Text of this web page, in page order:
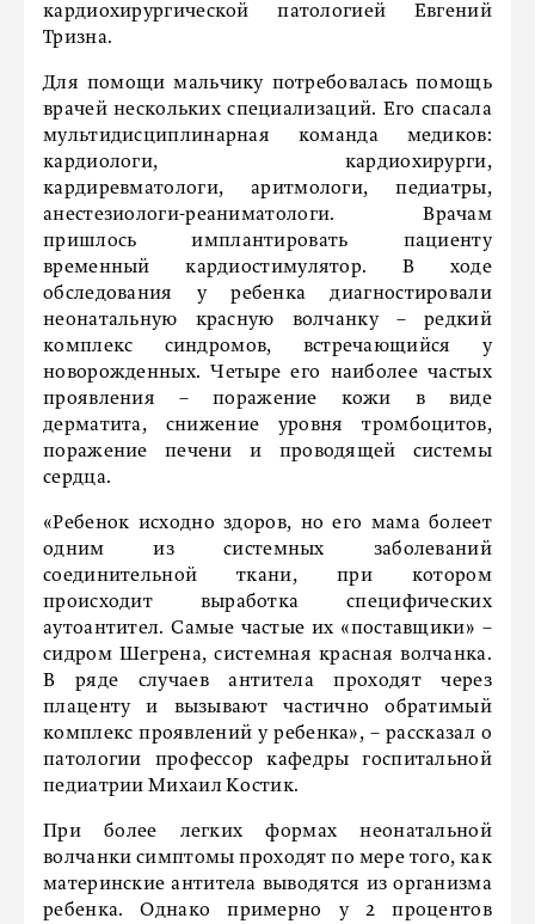
кардиохирургической патологией Евгений
Тризна.
Для помощи мальчику потребовалась помощь
врачей нескольких специализаций. Его спасала
мультидисциплинарная команда медиков:
кардиологи, кардиохирурги,
кардиревматологи, аритмологи, педиатры,
анестезиологи-реаниматологи. Врачам
пришлось имплантировать пациенту
временный кардиостимулятор. В ходе
обследования у ребенка диагностировали
неонатальную красную волчанку – редкий
комплекс синдромов, встречающийся у
новорожденных. Четыре его наиболее частых
проявления – поражение кожи в виде
дерматита, снижение уровня тромбоцитов,
поражение печени и проводящей системы
сердца.
«Ребенок исходно здоров, но его мама болеет
одним из системных заболеваний
соединительной ткани, при котором
происходит выработка специфических
аутоантител. Самые частые их «поставщики» –
сидром Шегрена, системная красная волчанка.
В ряде случаев антитела проходят через
плаценту и вызывают частично обратимый
комплекс проявлений у ребенка», – рассказал о
патологии профессор кафедры госпитальной
педиатрии Михаил Костик.
При более легких формах неонатальной
волчанки симптомы проходят по мере того, как
материнские антитела выводятся из организма
ребенка. Однако примерно у 2 процентов